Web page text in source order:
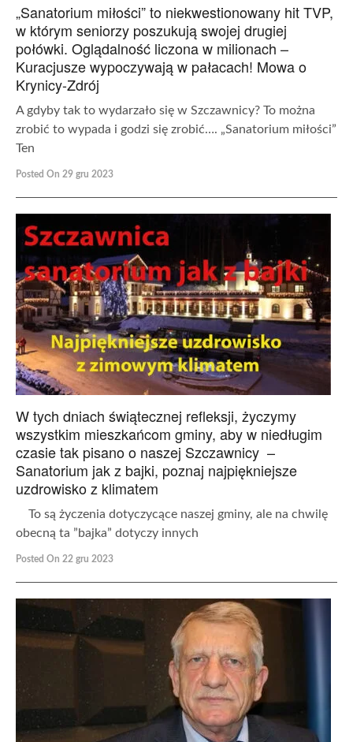
„Sanatorium miłości” to niekwestionowany hit TVP,
w którym seniorzy poszukują swojej drugiej
połówki. Oglądalność liczona w milionach –
Kuracjusze wypoczywają w pałacach! Mowa o
Krynicy-Zdrój
A gdyby tak to wydarzało się w Szczawnicy? To można
zrobić to wypada i godzi się zrobić…. „Sanatorium miłości”
Ten
Posted On 29 gru 2023
W tych dniach świątecznej refleksji, życzymy
wszystkim mieszkańcom gminy, aby w niedługim
czasie tak pisano o naszej Szczawnicy –
Sanatorium jak z bajki, poznaj najpiękniejsze
uzdrowisko z klimatem
To są życzenia dotyczycące naszej gminy, ale na chwilę
obecną ta ”bajka” dotyczy innych
Posted On 22 gru 2023